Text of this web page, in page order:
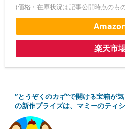
(価格・在庫状況は記事公開時点のも
楽天市
”とうぞくのカギ”で開ける宝箱が
の新作プライズは、マミーのティ